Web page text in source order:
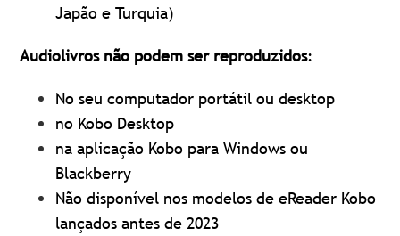
Japão e Turquia)
Audiolivros não podem ser reproduzidos:
No seu computador portátil ou desktop
no Kobo Desktop
na aplicação Kobo para Windows ou
Blackberry
Não disponível nos modelos de eReader Kobo
lançados antes de 2023